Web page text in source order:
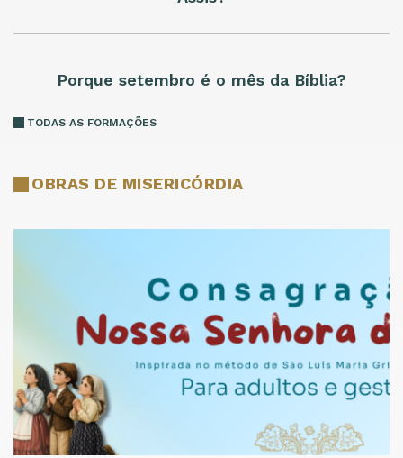
Porque setembro é o mês da Bíblia?
TODAS AS FORMAÇÕES
OBRAS DE MISERICÓRDIA